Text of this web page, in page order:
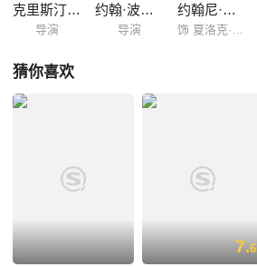
克里斯汀·摩尔
导演
约翰·波尔森
导演
约翰尼·李·米勒
猜你喜欢
7.6